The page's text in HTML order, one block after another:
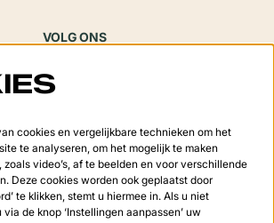
VOLG ONS
je aan voor de nieuwsbrief
Aanmelden
cookies en vergelijkbare technieken om het
te analyseren, om het mogelijk te maken
video’s, af te beelden en voor verschillende
Deze cookies worden ook geplaatst door
te klikken, stemt u hiermee in. Als u niet
de knop ‘Instellingen aanpassen’ uw